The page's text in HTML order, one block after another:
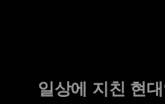
일상에 지친 현